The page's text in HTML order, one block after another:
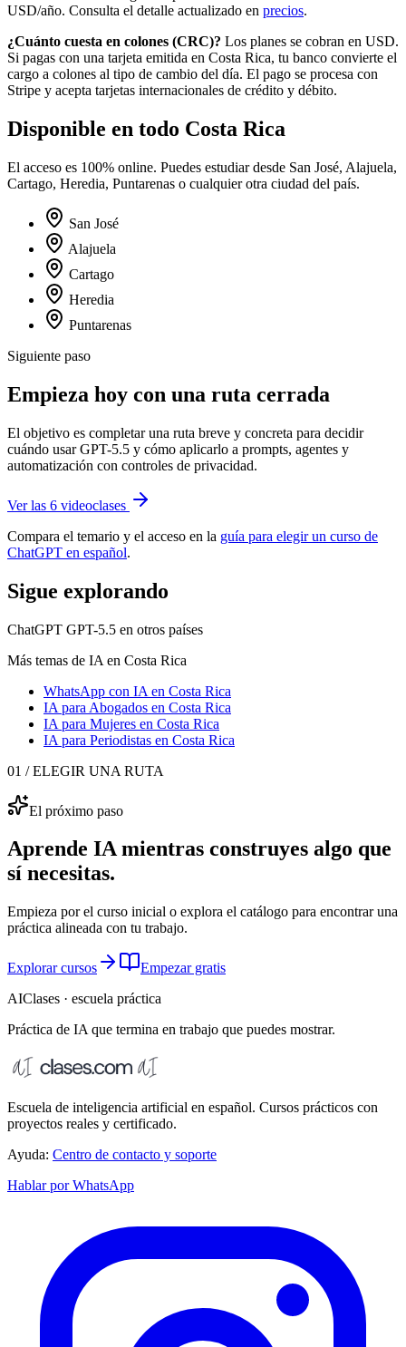
USD/año. Consulta el detalle actualizado en precios.
¿Cuánto cuesta en colones (CRC)? Los planes se cobran en USD.
Si pagas con una tarjeta emitida en Costa Rica, tu banco convierte el
cargo a colones al tipo de cambio del día. El pago se procesa con
Stripe y acepta tarjetas internacionales de crédito y débito.
Disponible en todo Costa Rica
El acceso es 100% online. Puedes estudiar desde San José, Alajuela,
Cartago, Heredia, Puntarenas o cualquier otra ciudad del país.
San José
Alajuela
Cartago
Heredia
Puntarenas
Siguiente paso
Empieza hoy con una ruta cerrada
El objetivo es completar una ruta breve y concreta para decidir
cuándo usar GPT-5.5 y cómo aplicarlo a prompts, agentes y
automatización con controles de privacidad.
Ver las 6 videoclases
Compara el temario y el acceso en la guía para elegir un curso de
ChatGPT en español.
Sigue explorando
ChatGPT GPT-5.5 en otros países
Más temas de IA en Costa Rica
WhatsApp con IA en Costa Rica
IA para Abogados en Costa Rica
IA para Mujeres en Costa Rica
IA para Periodistas en Costa Rica
01 / ELEGIR UNA RUTA
El próximo paso
Aprende IA mientras construyes algo que
sí necesitas.
Empieza por el curso inicial o explora el catálogo para encontrar una
práctica alineada con tu trabajo.
Explorar cursos
Empezar gratis
AIClases · escuela práctica
Práctica de IA que termina en trabajo que puedes mostrar.
Escuela de inteligencia artificial en español. Cursos prácticos con
proyectos reales y certificado.
Ayuda: Centro de contacto y soporte
Hablar por WhatsApp